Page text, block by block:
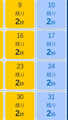
9
残り
2枠
10
残り
2枠
16
残り
2枠
17
残り
2枠
23
残り
2枠
24
残り
2枠
30
残り
2枠
31
残り
2枠